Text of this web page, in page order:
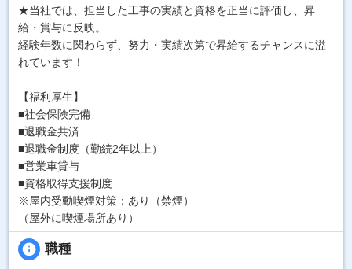
★当社では、担当した工事の実績と資格を正当に評価し、昇
給・賞与に反映。
経験年数に関わらず、努力・実績次第で昇給するチャンスに溢
れています！
【福利厚生】
■社会保険完備
■退職金共済
■退職金制度（勤続2年以上）
■営業車貸与
■資格取得支援制度
※屋内受動喫煙対策：あり（禁煙）
（屋外に喫煙場所あり）
info 職種